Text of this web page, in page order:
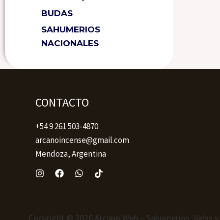
BUDAS
SAHUMERIOS
NACIONALES
CONTACTO
+54 9 261 503-4870
arcanoincense@gmail.com
Mendoza, Argentina